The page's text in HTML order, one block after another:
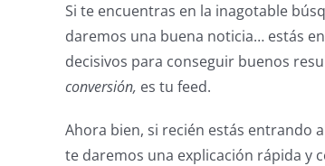
Si te encuentras en la inagotable
daremos una buena noticia… estás
decisivos para conseguir buenos
conversión, es tu feed.
Ahora bien, si recién estás entrando
te daremos una explicación rápida y